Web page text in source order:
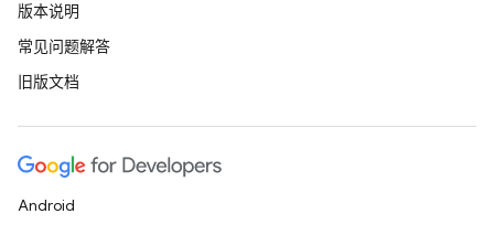
版本说明
常见问题解答
旧版文档
Android